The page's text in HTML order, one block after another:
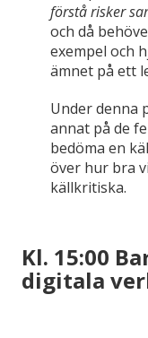
förstå risker
och då
exempel och
ämnet på ett
Under denna
annat på de
bedöma en
över hur bra
källkritiska.
Kl. 15:00
digitala